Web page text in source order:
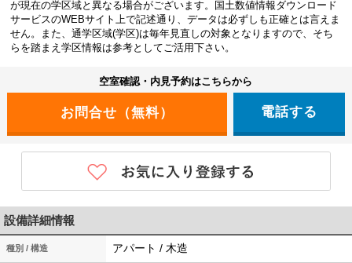
が現在の学区域と異なる場合がございます。国土数値情報ダウンロード
サービスのWEBサイト上で記述通り、データは必ずしも正確とは言えま
せん。また、通学区域(学区)は毎年見直しの対象となりますので、そち
らを踏まえ学区情報は参考としてご活用下さい。
空室確認・内見予約はこちらから
電話する
設備詳細情報
種別 / 構造 アパート / 木造